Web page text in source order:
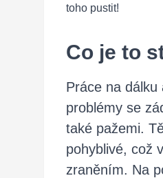
toho pustit!
Co je to
Práce na
problémy se
také pažemi.
pohyblivé, což
zraněním. Na